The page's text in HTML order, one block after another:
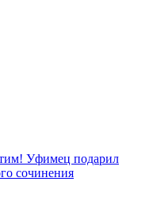
Уфимец подарил
сочинения